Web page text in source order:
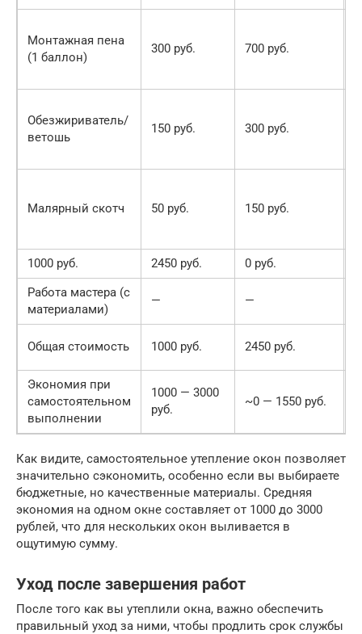
Монтажная пена
(1 баллон)
300 руб. 700 руб.
Обезжириватель/
ветошь
150 руб. 300 руб.
Малярный скотч 50 руб. 150 руб.
1000 руб.
2450 руб.
0 руб.
Работа мастера (с
материалами)
— —
Общая стоимость 1000 руб. 2450 руб.
Экономия при
самостоятельном
выполнении
1000 — 3000
руб.
~0 — 1550 руб.
Как видите, самостоятельное утепление окон позволяет
значительно сэкономить, особенно если вы выбираете
бюджетные, но качественные материалы. Средняя
экономия на одном окне составляет от 1000 до 3000
рублей, что для нескольких окон выливается в
ощутимую сумму.
Уход после завершения работ
После того как вы утеплили окна, важно обеспечить
правильный уход за ними, чтобы продлить срок службы